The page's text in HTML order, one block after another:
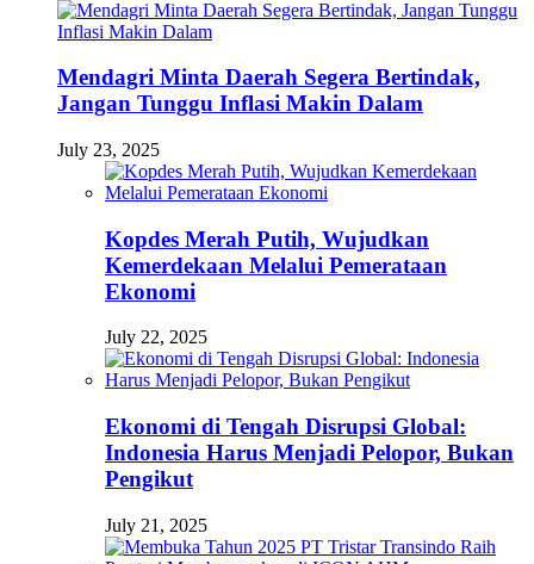
Mendagri Minta Daerah Segera Bertindak,
Jangan Tunggu Inflasi Makin Dalam
July 23, 2025
Kopdes Merah Putih, Wujudkan
Kemerdekaan Melalui Pemerataan
Ekonomi
July 22, 2025
Ekonomi di Tengah Disrupsi Global:
Indonesia Harus Menjadi Pelopor, Bukan
Pengikut
July 21, 2025